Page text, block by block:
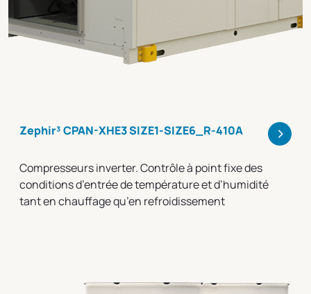
Zephir³ CPAN-XHE3 SIZE1-SIZE6_R-410A >
Compresseurs inverter. Contrôle à point fixe des
conditions d’entrée de température et d’humidité
tant en chauffage qu’en refroidissement